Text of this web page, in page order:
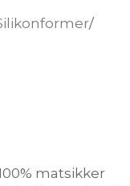
/
matsikker